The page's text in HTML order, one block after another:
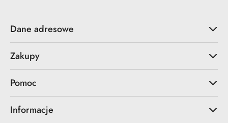
Dane adresowe
Zakupy
Pomoc
Informacje